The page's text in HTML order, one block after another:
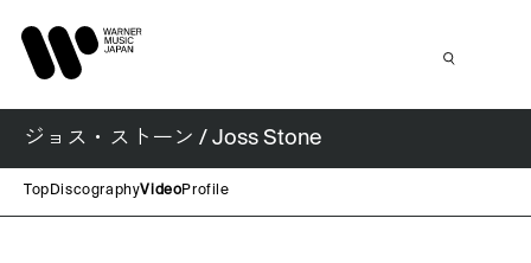
ジョス・ストーン / Joss Stone
Top DiscographyVideoProfile